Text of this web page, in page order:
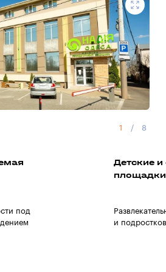
1 / 8
под
Детские
площадки
и подростков